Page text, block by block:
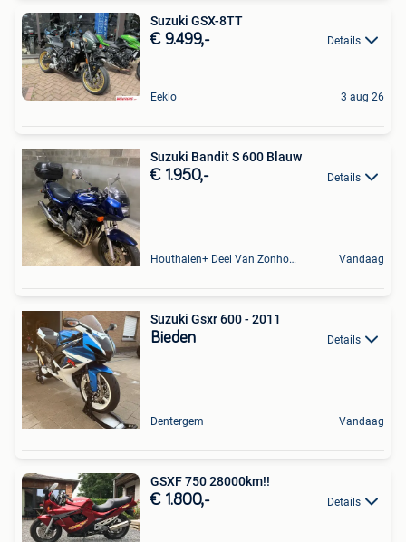
Suzuki GSX-8TT
€ 9.499,- Details
Eeklo 3 aug 26
Suzuki Bandit S 600 Blauw
€ 1.950,- Details
Houthalen+ Deel Van Zonhoven En Zolder Vandaag
Suzuki Gsxr 600 - 2011
Bieden Details
Dentergem Vandaag
GSXF 750 28000km!!
€ 1.800,- Details